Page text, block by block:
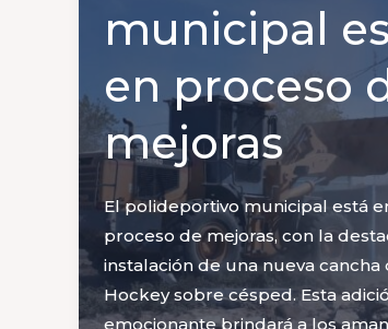
municipal
en proceso
mejoras
El polideportivo municipal está
proceso de mejoras, con la
instalación de una nueva cancha
Hockey sobre césped. Esta
emocionante brindará a los